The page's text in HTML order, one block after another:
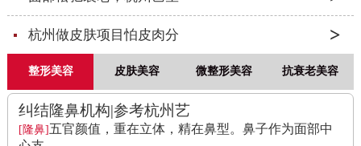
杭州做皮肤项目怕皮肉分
整形美容 皮肤美容 微整形美容 抗衰老美容
纠结隆鼻机构|参考杭州艺
[隆鼻]五官颜值，重在立体，精在鼻型。鼻子作为面部中